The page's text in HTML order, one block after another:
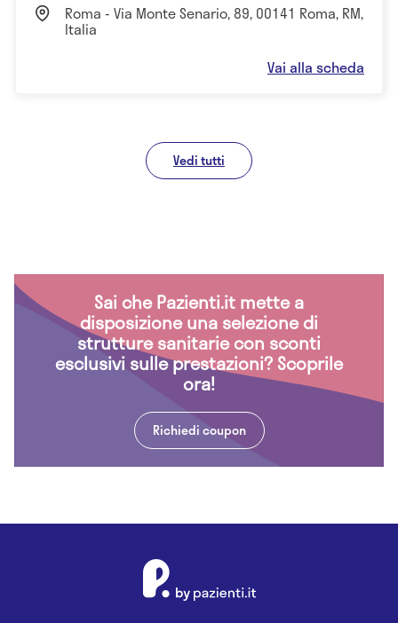
Roma - Via Monte Senario, 89, 00141 Roma, RM,
Italia
Vai alla scheda
Vedi tutti
Sai che Pazienti.it mette a
disposizione una selezione di
strutture sanitarie con sconti
esclusivi sulle prestazioni? Scoprile
ora!
Richiedi coupon